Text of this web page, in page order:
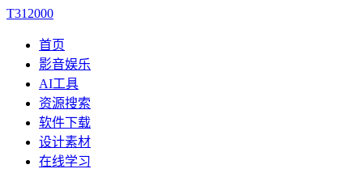
T312000
首页
影音娱乐
AI工具
资源搜索
软件下载
设计素材
在线学习